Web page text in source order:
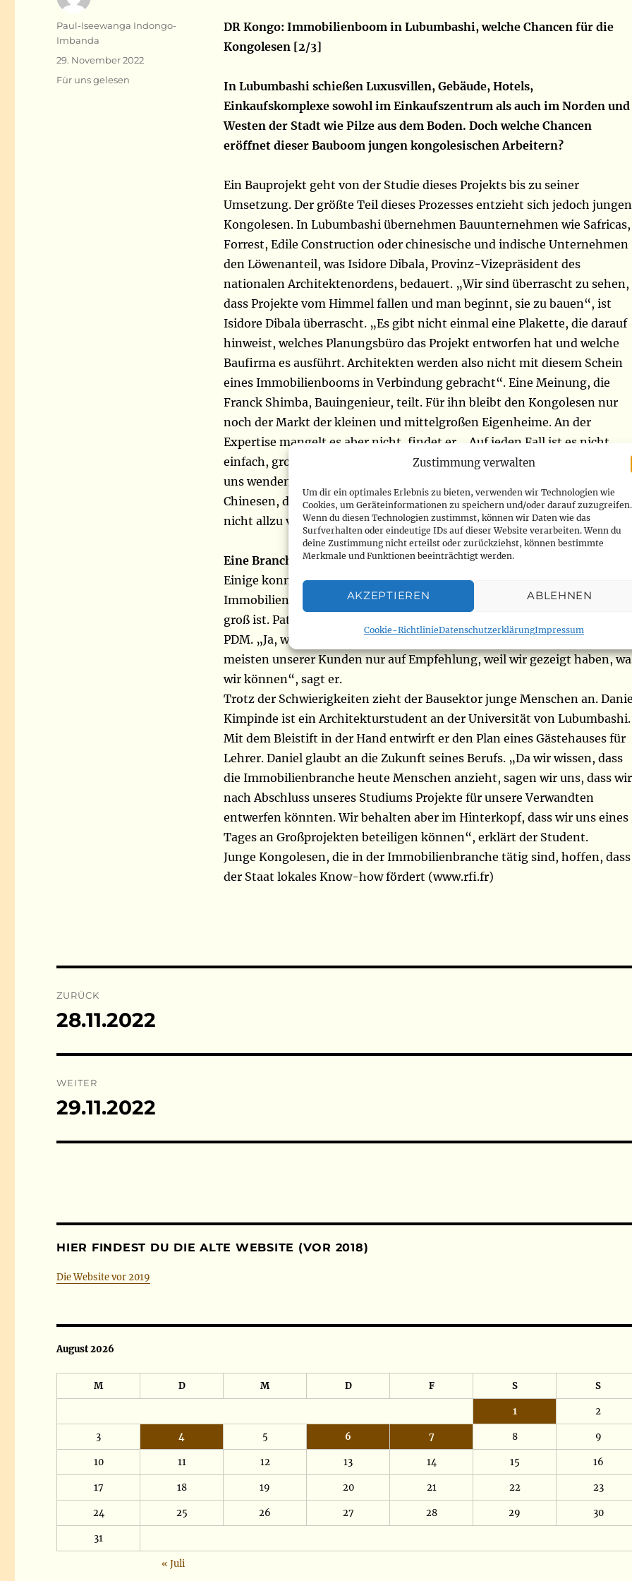
Zustimmung verwalten
Um dir ein optimales Erlebnis zu bieten, verwenden wir Technologien wie
Cookies, um Geräteinformationen zu speichern und/oder darauf zuzugreifen.
Wenn du diesen Technologien zustimmst, können wir Daten wie das
Surfverhalten oder eindeutige IDs auf dieser Website verarbeiten. Wenn du
deine Zustimmung nicht erteilst oder zurückziehst, können bestimmte
Merkmale und Funktionen beeinträchtigt werden.
AKZEPTIEREN ABLEHNEN
Cookie-RichtlinieDatenschutzerklärungImpressum
DR Kongo: Immobilienboom in Lubumbashi, welche Chancen für die
Kongolesen [2/3]
In Lubumbashi schießen Luxusvillen, Gebäude, Hotels,
Einkaufskomplexe sowohl im Einkaufszentrum als auch im Norden und
Westen der Stadt wie Pilze aus dem Boden. Doch welche Chancen
eröffnet dieser Bauboom jungen kongolesischen Arbeitern?
Ein Bauprojekt geht von der Studie dieses Projekts bis zu seiner
Umsetzung. Der größte Teil dieses Prozesses entzieht sich jedoch jungen
Kongolesen. In Lubumbashi übernehmen Bauunternehmen wie Safricas,
Forrest, Edile Construction oder chinesische und indische Unternehmen
den Löwenanteil, was Isidore Dibala, Provinz-Vizepräsident des
nationalen Architektenordens, bedauert. „Wir sind überrascht zu sehen,
dass Projekte vom Himmel fallen und man beginnt, sie zu bauen“, ist
Isidore Dibala überrascht. „Es gibt nicht einmal eine Plakette, die darauf
hinweist, welches Planungsbüro das Projekt entworfen hat und welche
Baufirma es ausführt. Architekten werden also nicht mit diesem Schein
eines Immobilienbooms in Verbindung gebracht“. Eine Meinung, die
Franck Shimba, Bauingenieur, teilt. Für ihn bleibt den Kongolesen nur
noch der Markt der kleinen und mittelgroßen Eigenheime. An der
Expertise mangelt es aber nicht, findet er. „Auf jeden Fall ist es nicht
einfach, große Märkte zu haben. Oft sind es Privatpersonen, die sich an
uns wenden. Sehen Sie, in unserer Stadt sind es eher die Libanesen, die
Chinesen, die diese Märkte haben. Wir Kongolesen … man scheint uns
nicht allzu viel zu vertrauen“, meint Franck Shimba.
Eine Branche, die junge Leute anzieht
Einige konnten jedoch Verkaufsstellen finden. Sie haben ihre eigenen
Immobilienagenturen gegründet, auch wenn auch dort die Konkurrenz
groß ist. Patrick Bondo ist Direktor der vor 2 Jahren gegründeten
PDM. „Ja, wir haben Märkte. Wir beweisen uns. Außerdem kommen die
meisten unserer Kunden nur auf Empfehlung, weil wir gezeigt haben,
wir können“, sagt er.
Trotz der Schwierigkeiten zieht der Bausektor junge Menschen an.
Kimpinde ist ein Architekturstudent an der Universität von Lubumbashi.
Mit dem Bleistift in der Hand entwirft er den Plan eines Gästehauses für
Lehrer. Daniel glaubt an die Zukunft seines Berufs. „Da wir wissen, dass
die Immobilienbranche heute Menschen anzieht, sagen wir uns, dass wir
nach Abschluss unseres Studiums Projekte für unsere Verwandten
entwerfen könnten. Wir behalten aber im Hinterkopf, dass wir uns eines
Tages an Großprojekten beteiligen können“, erklärt der Student.
Junge Kongolesen, die in der Immobilienbranche tätig sind, hoffen, dass
der Staat lokales Know-how fördert (www.rfi.fr)
Autor
Paul-Iseewanga Indongo-
Imbanda
Veröffentlicht
am
29. November 2022
Kategorien
Für uns gelesen
ZURÜCK
Vorheriger
28.11.2022
WEITER
Nächster
29.11.2022
HIER FINDEST DU DIE ALTE WEBSITE (VOR 2018)
Die Website vor 2019
August 2026
M D M D F S S
1 2
3 4 5 6 7 8 9
10 11 12 13 14 15 16
17 18 19 20 21 22 23
24 25 26 27 28 29 30
31
« Juli